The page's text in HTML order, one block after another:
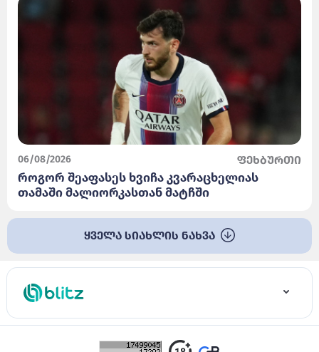
06/08/2026 ფეხბურთი
როგორ შეაფასეს ხვიჩა კვარაცხელიას
თამაში მალიორკასთან მატჩში
ყველა სიახლის ნახვა